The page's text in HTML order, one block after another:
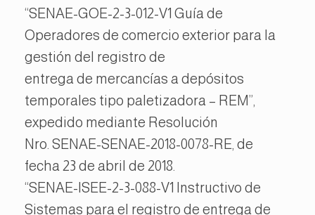
“SENAE-GOE-2-3-012-V1 Guía de
Operadores de comercio exterior para la
gestión del registro de
entrega de mercancías a depósitos
temporales tipo paletizadora – REM”,
expedido mediante Resolución
Nro. SENAE-SENAE-2018-0078-RE, de
fecha 23 de abril de 2018.
“SENAE-ISEE-2-3-088-V1 Instructivo de
Sistemas para el registro de entrega de